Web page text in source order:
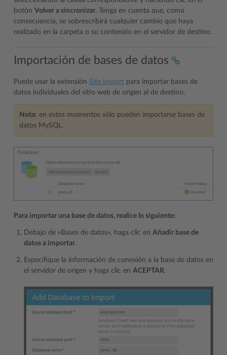
botón Volver a sincronizar. Tenga en cuenta que, como
consecuencia, se sobrescribirá cualquier cambio que haya
realizado en la carpeta o su contenido en el servidor de destino.
Importación de bases de datos
Puede usar la extensión Site Import para importar bases de
datos individuales del sitio web de origen al de destino.
Nota: en estos momentos sólo pueden importarse bases de
datos MySQL.
Para importar una base de datos, realice lo siguiente:
Debajo de «Bases de datos», haga clic en Añadir base de
datos a importar.
Especifique la información de conexión a la base de datos en
el servidor de origen y haga clic en ACEPTAR.